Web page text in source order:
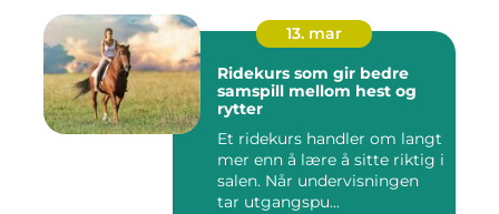
13. mar
Ridekurs som gir bedre
samspill mellom hest og
rytter
Et ridekurs handler om langt
mer enn å lære å sitte riktig i
salen. Når undervisningen
tar utgangspu...